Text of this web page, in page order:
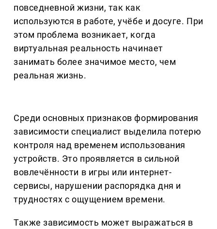
повседневной жизни, так как
используются в работе, учёбе и досуге. При
этом проблема возникает, когда
виртуальная реальность начинает
занимать более значимое место, чем
реальная жизнь.
Среди основных признаков формирования
зависимости специалист выделила потерю
контроля над временем использования
устройств. Это проявляется в сильной
вовлечённости в игры или интернет-
сервисы, нарушении распорядка дня и
трудностях с ощущением времени.
Также зависимость может выражаться в